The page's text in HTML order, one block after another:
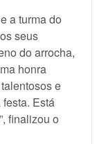
a turma do
seus
do arrocha,
honra
e
Está
finalizou o